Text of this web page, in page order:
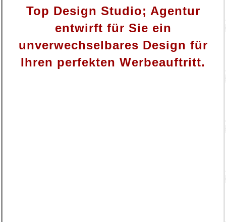
Top Design Studio; Agentur
entwirft für Sie ein
unverwechselbares Design für
Ihren perfekten Werbeauftritt.